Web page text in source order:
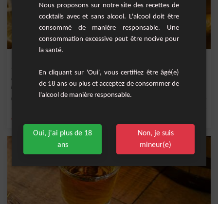
Ce cocktail est une fusion exquise de saveurs tropicales et d'arômes enivrants,
parfait...
citron
Nous proposons sur notre site des recettes de
cocktails avec et sans alcool. L'alcool doit être
consommé de manière responsable. Une
consommation excessive peut être nocive pour
la santé.
En cliquant sur 'Oui', vous certifiez être âgé(e)
de 18 ans ou plus et acceptez de consommer de
l'alcool de manière responsable.
Oui, j'ai plus de 18
ans
Non, je suis
mineur(e)